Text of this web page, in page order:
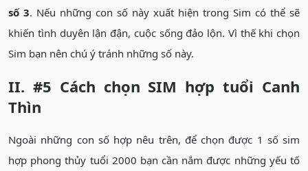
số 3. Nếu những con số này xuất hiện trong Sim có thể sẽ
khiến tình duyên lận đận, cuộc sống đảo lộn. Vì thế khi chọn
Sim bạn nên chú ý tránh những số này.
II. #5 Cách chọn SIM hợp tuổi Canh
Thìn
Ngoài những con số hợp nêu trên, để chọn được 1 số sim
hợp phong thủy tuổi 2000 bạn cần nắm được những yếu tố